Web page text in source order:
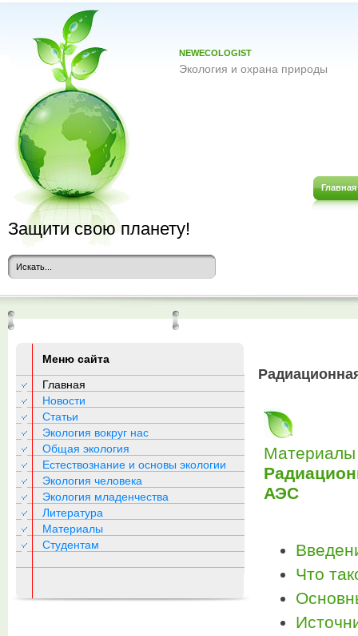
NEWECOLOGIST
Экология и охрана природы
Главная
Защити свою планету!
Меню сайта
Главная
Новости
Статьи
Экология вокруг нас
Общая экология
Естествознание и основы экологии
Экология человека
Экология младенчества
Литература
Материалы
Студентам
Материалы
АЭС
Что